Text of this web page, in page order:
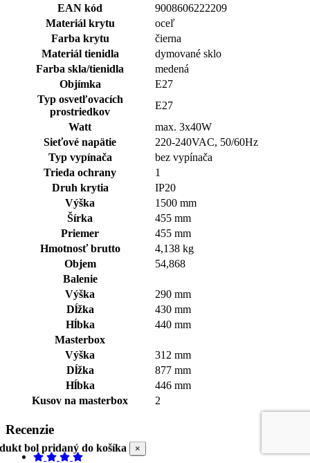
EAN kód
9008606222209
Materiál krytu
oceľ
Farba krytu
čierna
Materiál tienidla
dymované sklo
Farba skla/tienidla
medená
Objímka
E27
Typ osvetľovacích
prostriedkov
E27
Watt
max. 3x40W
Sieťové napätie
220-240VAC, 50/60Hz
Typ vypínača
bez vypínača
Trieda ochrany
1
Druh krytia
IP20
Výška
1500 mm
Šírka
455 mm
Priemer
455 mm
Hmotnosť brutto
4,138 kg
Objem
54,868
Balenie
Výška
290 mm
Dĺžka
430 mm
Hĺbka
440 mm
Masterbox
Výška
312 mm
Dĺžka
877 mm
Hĺbka
446 mm
Kusov na masterbox
2
Recenzie
bol pridaný do košíka ×